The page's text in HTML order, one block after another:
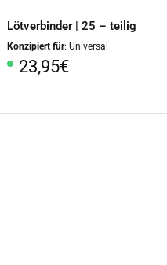
Lötverbinder | 25 – teilig
Konzipiert für: Universal
Sonderpreis
23,95€